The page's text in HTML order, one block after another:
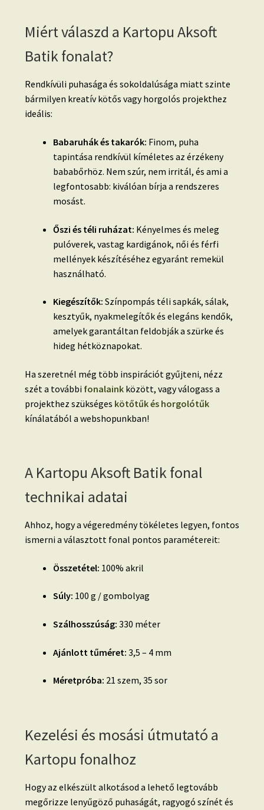
Miért válaszd a Kartopu Aksoft
Batik fonalat?
Rendkívüli puhasága és sokoldalúsága miatt szinte
bármilyen kreatív kötős vagy horgolós projekthez
ideális:
Babaruhák és takarók: Finom, puha
tapintása rendkívül kíméletes az érzékeny
bababőrhöz. Nem szúr, nem irritál, és ami a
legfontosabb: kiválóan bírja a rendszeres
mosást.
Őszi és téli ruházat: Kényelmes és meleg
pulóverek, vastag kardigánok, női és férfi
mellények készítéséhez egyaránt remekül
használható.
Kiegészítők: Színpompás téli sapkák, sálak,
kesztyűk, nyakmelegítők és elegáns kendők,
amelyek garantáltan feldobják a szürke és
hideg hétköznapokat.
Ha szeretnél még több inspirációt gyűjteni, nézz
szét a további fonalainkközött, vagy válogass a
projekthez szükséges kötőtűk és horgolótűk
kínálatából a webshopunkban!
A Kartopu Aksoft Batik fonal
technikai adatai
Ahhoz, hogy a végeredmény tökéletes legyen, fontos
ismerni a választott fonal pontos paramétereit:
Összetétel: 100% akril
Súly: 100 g / gombolyag
Szálhosszúság: 330 méter
Ajánlott tűméret: 3,5 – 4 mm
Méretpróba: 21 szem, 35 sor
Kezelési és mosási útmutató a
Kartopu fonalhoz
Hogy az elkészült alkotásod a lehető legtovább
megőrizze lenyűgöző puhaságát, ragyogó színét és